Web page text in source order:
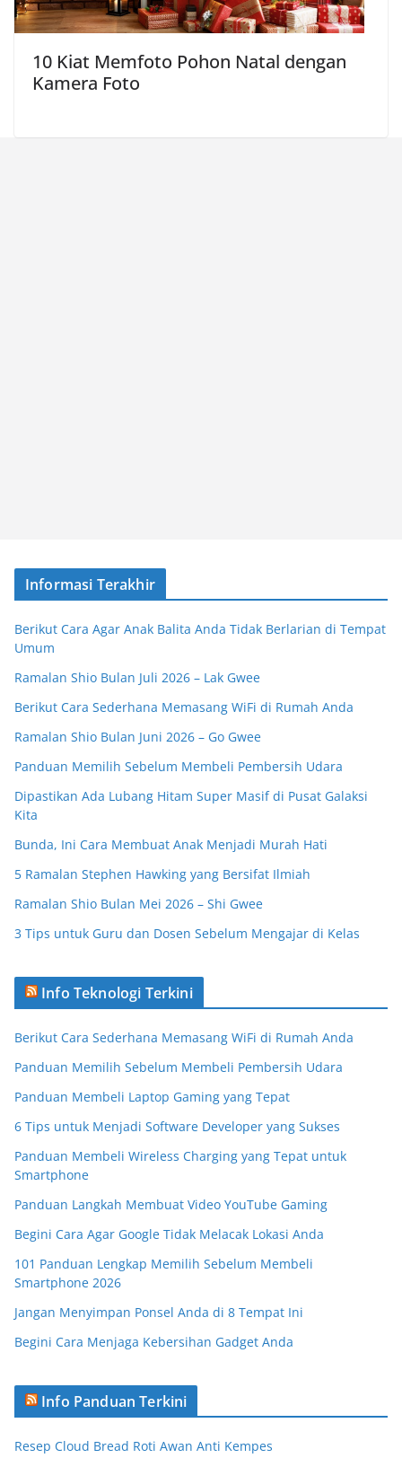
10 Kiat Memfoto Pohon Natal dengan
Kamera Foto
Informasi Terakhir
Berikut Cara Agar Anak Balita Anda Tidak Berlarian di Tempat
Umum
Ramalan Shio Bulan Juli 2026 – Lak Gwee
Berikut Cara Sederhana Memasang WiFi di Rumah Anda
Ramalan Shio Bulan Juni 2026 – Go Gwee
Panduan Memilih Sebelum Membeli Pembersih Udara
Dipastikan Ada Lubang Hitam Super Masif di Pusat Galaksi
Kita
Bunda, Ini Cara Membuat Anak Menjadi Murah Hati
5 Ramalan Stephen Hawking yang Bersifat Ilmiah
Ramalan Shio Bulan Mei 2026 – Shi Gwee
3 Tips untuk Guru dan Dosen Sebelum Mengajar di Kelas
Info Teknologi Terkini
Berikut Cara Sederhana Memasang WiFi di Rumah Anda
Panduan Memilih Sebelum Membeli Pembersih Udara
Panduan Membeli Laptop Gaming yang Tepat
6 Tips untuk Menjadi Software Developer yang Sukses
Panduan Membeli Wireless Charging yang Tepat untuk
Smartphone
Panduan Langkah Membuat Video YouTube Gaming
Begini Cara Agar Google Tidak Melacak Lokasi Anda
101 Panduan Lengkap Memilih Sebelum Membeli
Smartphone 2026
Jangan Menyimpan Ponsel Anda di 8 Tempat Ini
Begini Cara Menjaga Kebersihan Gadget Anda
Info Panduan Terkini
Resep Cloud Bread Roti Awan Anti Kempes